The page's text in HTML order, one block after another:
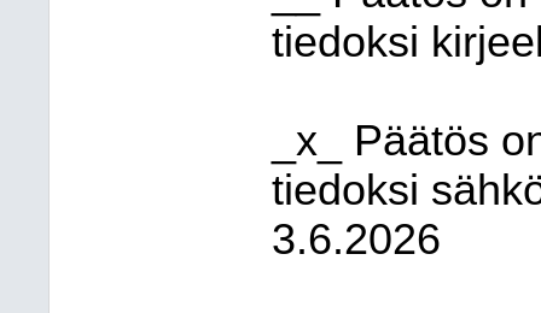
tiedoksi
_x_ Päätös
tiedoksi
3.6.2026